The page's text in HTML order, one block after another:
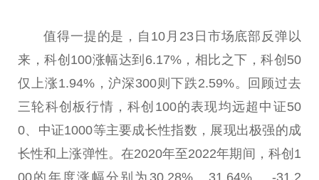
值得一提的是，自10月23日市场底部反弹以
来，科创100涨幅达到6.17%，相比之下，科创50
仅上涨1.94%，沪深300则下跌2.59%。回顾过去
三轮科创板行情，科创100的表现均远超中证50
0、中证1000等主要成长性指数，展现出极强的成
长性和上涨弹性。在2020年至2022年期间，科创1
00的年度涨幅分别为30.28%、31.64% 、-31.2